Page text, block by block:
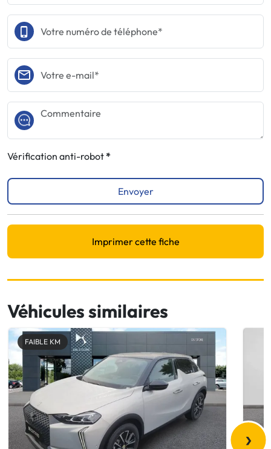
Vérification anti-robot
Envoyer
Imprimer cette fiche
Véhicules similaires
FAIBLE KM
›